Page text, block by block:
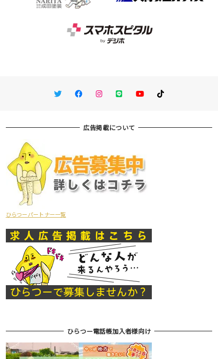
TwitterFacebookInstagram
LINE You TubeTikTok
広告掲載について
ひらつーパートナー一覧
ひらつー電話帳加入者様向け